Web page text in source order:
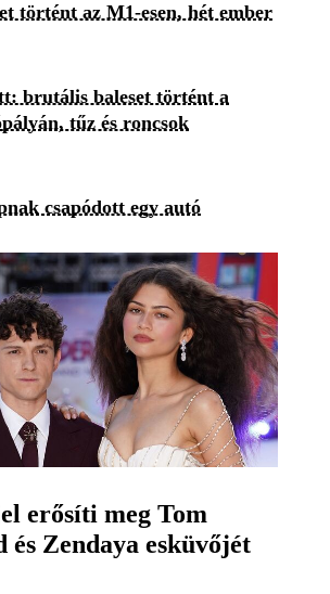
történt az M1-esen, hét ember
brutális baleset történt a
tűz és roncsok
csapódott egy autó
erősíti meg Tom
és Zendaya esküvőjét